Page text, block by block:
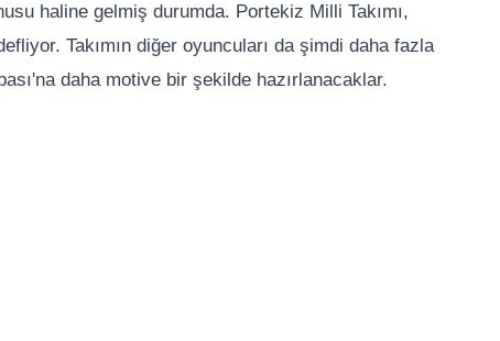
haline gelmiş durumda. Portekiz Milli Takımı,
Takımın diğer oyuncuları da şimdi daha fazla
daha motive bir şekilde hazırlanacaklar.